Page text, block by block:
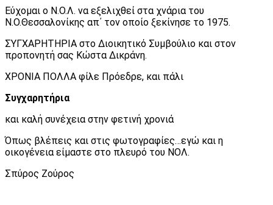
Εύχομαι ο Ν.Ο.Λ. να εξελιχθεί στα χνάρια του
Ν.Ο.Θεσσαλονίκης απ΄ τον οποίο ξεκίνησε το 1975.
ΣΥΓΧΑΡΗΤΗΡΙΑ στο Διοικητικό Συμβούλιο και στον
προπονητή σας Κώστα Δικράνη.
ΧΡΟΝΙΑ ΠΟΛΛΑ φίλε Πρόεδρε, και πάλι
Συγχαρητήρια
και καλή συνέχεια στην φετινή χρονιά
Όπως βλέπεις και στις φωτογραφίες…εγώ και η
οικογένεια είμαστε στο πλευρό του ΝΟΛ.
Σπύρος Ζούρος